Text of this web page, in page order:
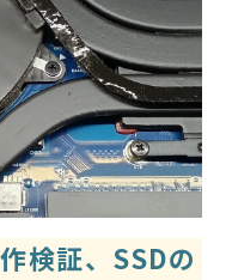
検証、SSDの